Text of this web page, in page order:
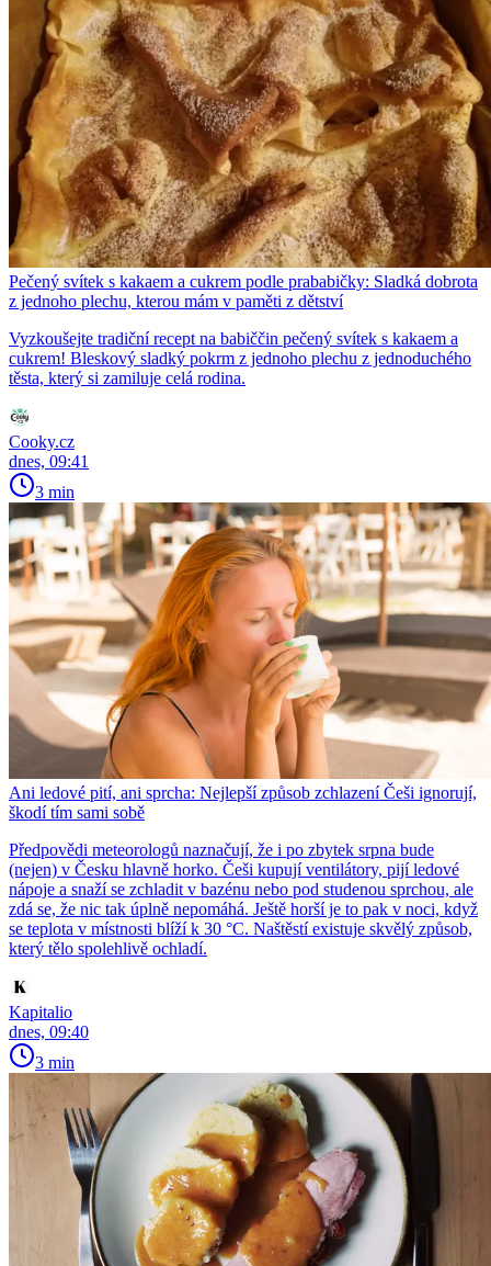
Pečený svítek s kakaem a cukrem podle prababičky: Sladká dobrota
z jednoho plechu, kterou mám v paměti z dětství
Vyzkoušejte tradiční recept na babiččin pečený svítek s kakaem a
cukrem! Bleskový sladký pokrm z jednoho plechu z jednoduchého
těsta, který si zamiluje celá rodina.
Cooky.cz
dnes, 09:41
3 min
Ani ledové pití, ani sprcha: Nejlepší způsob zchlazení Češi ignorují,
škodí tím sami sobě
Předpovědi meteorologů naznačují, že i po zbytek srpna bude
(nejen) v Česku hlavně horko. Češi kupují ventilátory, pijí ledové
nápoje a snaží se zchladit v bazénu nebo pod studenou sprchou, ale
zdá se, že nic tak úplně nepomáhá. Ještě horší je to pak v noci, když
se teplota v místnosti blíží k 30 °C. Naštěstí existuje skvělý způsob,
který tělo spolehlivě ochladí.
Kapitalio
dnes, 09:40
3 min